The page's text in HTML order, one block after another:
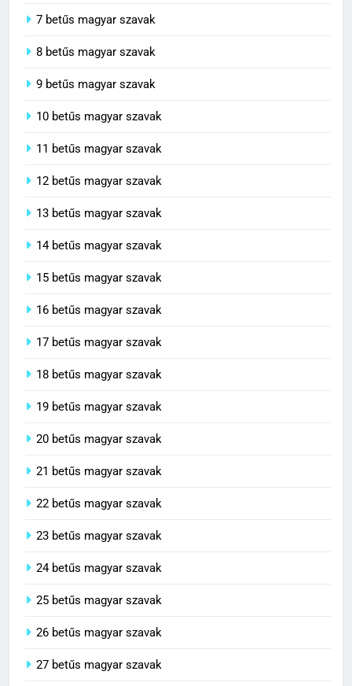
7 betűs magyar szavak
8 betűs magyar szavak
9 betűs magyar szavak
10 betűs magyar szavak
11 betűs magyar szavak
12 betűs magyar szavak
13 betűs magyar szavak
14 betűs magyar szavak
15 betűs magyar szavak
16 betűs magyar szavak
17 betűs magyar szavak
18 betűs magyar szavak
19 betűs magyar szavak
20 betűs magyar szavak
21 betűs magyar szavak
22 betűs magyar szavak
23 betűs magyar szavak
24 betűs magyar szavak
25 betűs magyar szavak
26 betűs magyar szavak
27 betűs magyar szavak